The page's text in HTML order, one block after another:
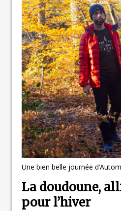
Une bien belle journée
La doudoune,
pour l’hiver